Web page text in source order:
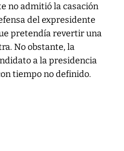
no admitió la casación
del expresidente
pretendía revertir una
No obstante, la
a la presidencia
tiempo no definido.